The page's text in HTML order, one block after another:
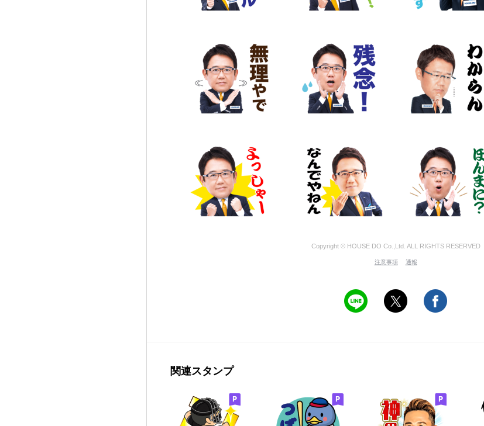
Copyright © HOUSE DO Co.,Ltd. ALL RIGHTS RESERVED
注意事項 通報
関連スタンプ